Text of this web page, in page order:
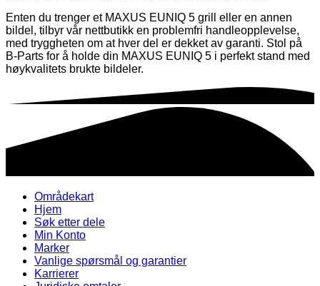
Enten du trenger et MAXUS EUNIQ 5 grill eller en annen
bildel, tilbyr vår nettbutikk en problemfri handleopplevelse,
med tryggheten om at hver del er dekket av garanti. Stol på
B-Parts for å holde din MAXUS EUNIQ 5 i perfekt stand med
høykvalitets brukte bildeler.
Områdekart
Hjem
Søk etter dele
Min Konto
Marker
Vanlige spørsmål og garantier
Karrierer